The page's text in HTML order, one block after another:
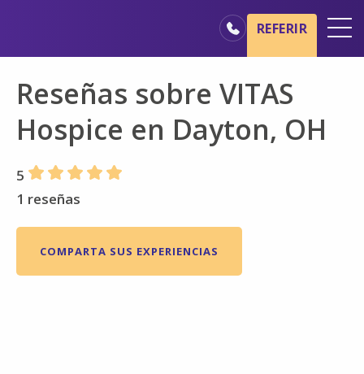
Básicos del cuidado de hospicio
Nuestros servicios
Profesionales médicos
Familiares y cuidadores
REFERIR
Reseñas sobre VITAS
Hospice en Dayton, OH
5
1 reseñas
COMPARTA SUS EXPERIENCIAS